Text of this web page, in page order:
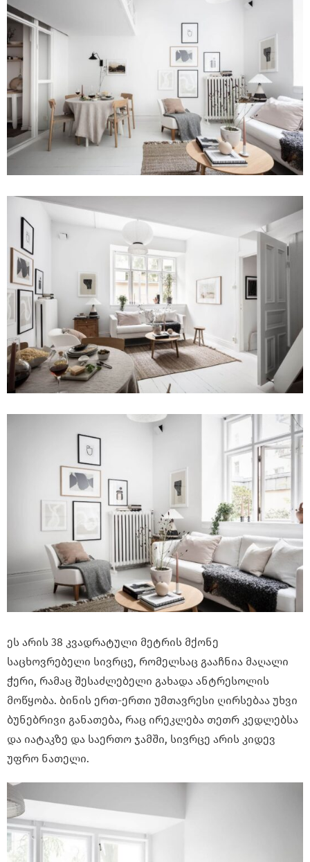
ეს არის 38 კვადრატული მეტრის მქონე
საცხოვრებელი სივრცე, რომელსაც გააჩნია მაღალი
ჭერი, რამაც შესაძლებელი გახადა ანტრესოლის
მოწყობა. ბინის ერთ-ერთი უმთავრესი ღირსებაა უხვი
ბუნებრივი განათება, რაც ირეკლება თეთრ კედლებსა
და იატაკზე და საერთო ჯამში, სივრცე არის კიდევ
უფრო ნათელი.